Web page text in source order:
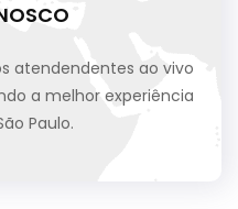
atendendentes ao vivo
a melhor experiência
Paulo.